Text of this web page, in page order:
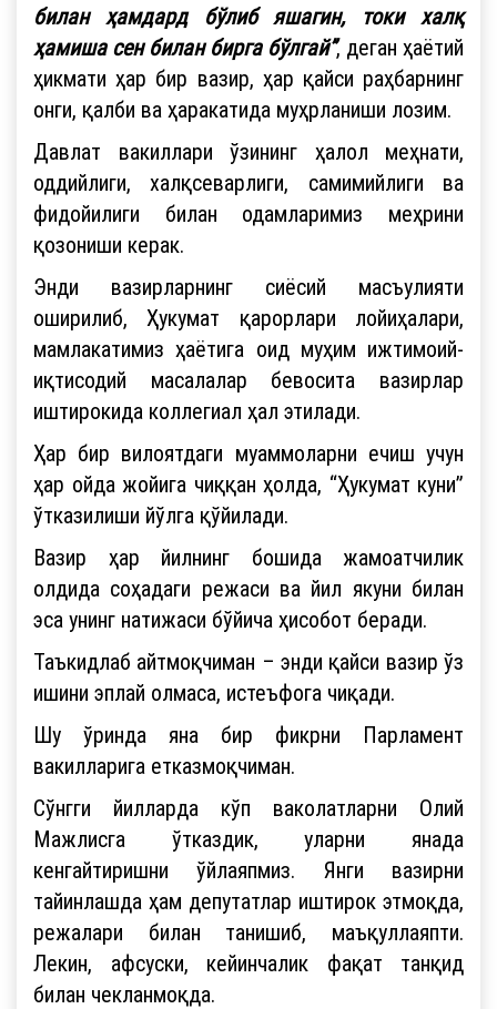
билан ҳамдард бўлиб яшагин, токи халқ
ҳамиша сен билан бирга бўлгай”, деган ҳаётий
ҳикмати ҳар бир вазир, ҳар қайси раҳбарнинг
онги, қалби ва ҳаракатида муҳрланиши лозим.
Давлат вакиллари ўзининг ҳалол меҳнати,
оддийлиги, халқсеварлиги, самимийлиги ва
фидойилиги билан одамларимиз меҳрини
қозониши керак.
Энди вазирларнинг сиёсий масъулияти
оширилиб, Ҳукумат қарорлари лойиҳалари,
мамлакатимиз ҳаётига оид муҳим ижтимоий-
иқтисодий масалалар бевосита вазирлар
иштирокида коллегиал ҳал этилади.
Ҳар бир вилоятдаги муаммоларни ечиш учун
ҳар ойда жойига чиққан ҳолда, “Ҳукумат куни”
ўтказилиши йўлга қўйилади.
Вазир ҳар йилнинг бошида жамоатчилик
олдида соҳадаги режаси ва йил якуни билан
эса унинг натижаси бўйича ҳисобот беради.
Таъкидлаб айтмоқчиман – энди қайси вазир ўз
ишини эплай олмаса, истеъфога чиқади.
Шу ўринда яна бир фикрни Парламент
вакилларига етказмоқчиман.
Сўнгги йилларда кўп ваколатларни Олий
Мажлисга ўтказдик, уларни янада
кенгайтиришни ўйлаяпмиз. Янги вазирни
тайинлашда ҳам депутатлар иштирок этмоқда,
режалари билан танишиб, маъқуллаяпти.
Лекин, афсуски, кейинчалик фақат танқид
билан чекланмоқда.